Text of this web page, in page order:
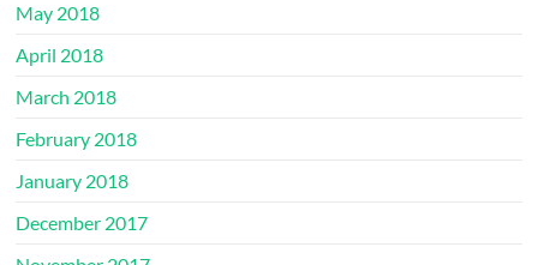
May 2018
April 2018
March 2018
February 2018
January 2018
December 2017